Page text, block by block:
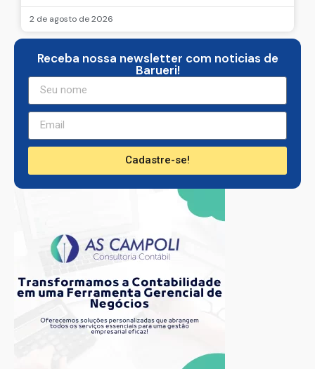
2 de agosto de 2026
Receba nossa newsletter com noticias de
Barueri!
Cadastre-se!